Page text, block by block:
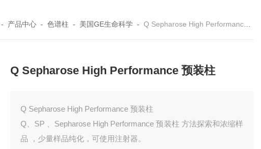
- 产品中心 -色谱柱 - 美国GE生命科学 -Q Sepharose High Performance 预装柱
Q Sepharose High Performance 预装柱
Q Sepharose High Performance 预装柱
Q、SP 、Sepharose High Performance 预装柱 方法探索和浓缩样
品 ，少量样品纯化，可使用注射器。